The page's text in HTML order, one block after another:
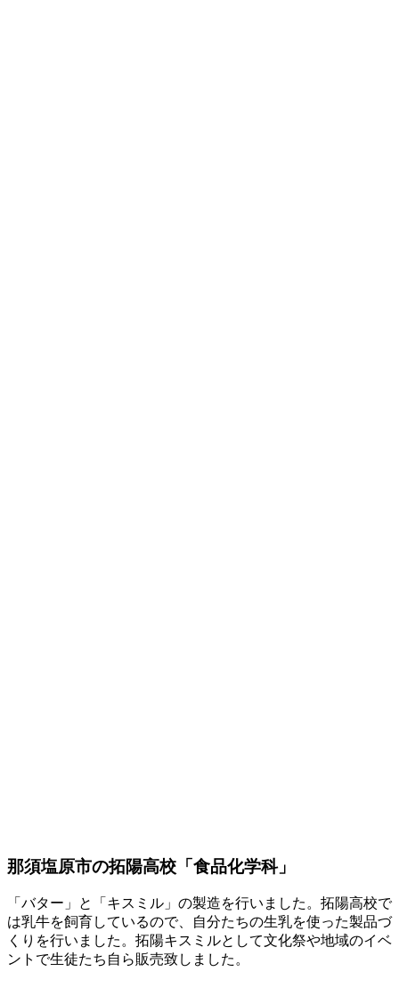
那須塩原市の拓陽高校「食品化学科」
「バター」と「キスミル」の製造を行いました。拓陽高校で
は乳牛を飼育しているので、自分たちの生乳を使った製品づ
くりを行いました。拓陽キスミルとして文化祭や地域のイベ
ントで生徒たち自ら販売致しました。